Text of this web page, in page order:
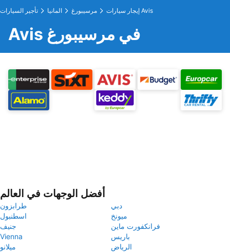
تأجير السيارات المانيا مرسيبورغ إيجار سيارات Avis
Avis في مرسيبورغ
أفضل الوجهات في العالم
طرابزون
دبي
اسطنبول
ميونخ
جنيف
فرانكفورت ماين
Vienna
باريس
ميلانو
الرياض